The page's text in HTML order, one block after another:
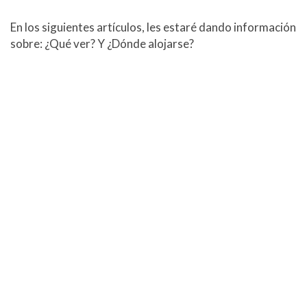
En los siguientes artículos, les estaré dando información
sobre: ¿Qué ver? Y ¿Dónde alojarse?